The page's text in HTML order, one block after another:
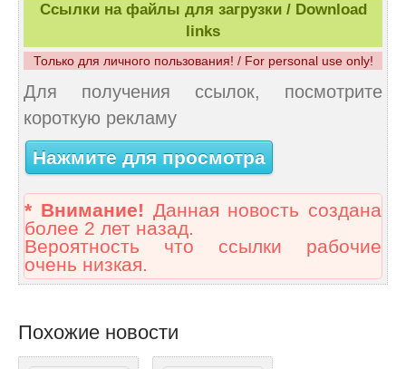
Ссылки на файлы для загрузки / Download
links
Только для личного пользования! / For personal use only!
Для получения ссылок, посмотрите
короткую рекламу
Нажмите для просмотра
* Внимание! Данная новость создана
более 2 лет назад.
Вероятность что ссылки рабочие
очень низкая.
Похожие новости